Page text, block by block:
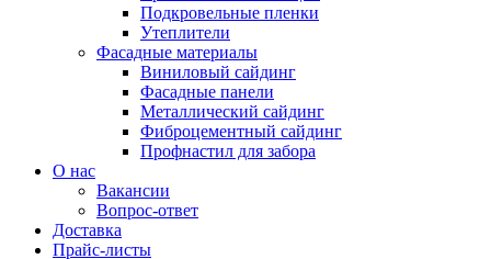
Подкровельные пленки
Утеплители
Фасадные материалы
Виниловый сайдинг
Фасадные панели
Металлический сайдинг
Фиброцементный сайдинг
Профнастил для забора
О нас
Вакансии
Вопрос-ответ
Доставка
Прайс-листы